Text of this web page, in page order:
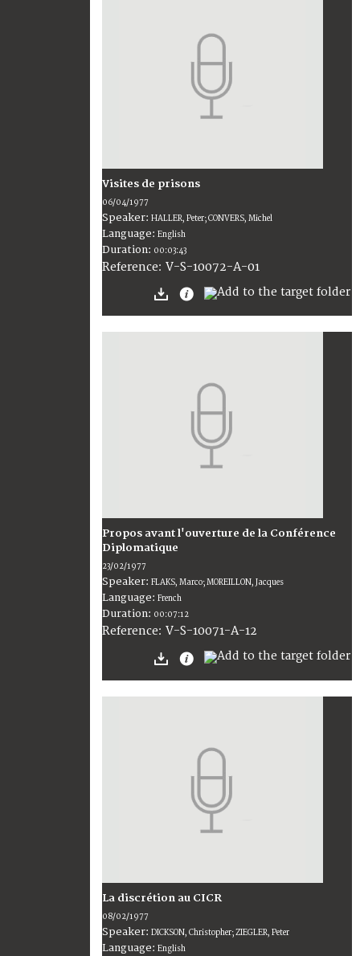
Visites de prisons
06/04/1977
Speaker: HALLER, Peter; CONVERS, Michel
Language: English
Duration: 00:03:43
Reference: V-S-10072-A-01
Propos avant l'ouverture de la Conférence
Diplomatique
23/02/1977
Speaker: FLAKS, Marco; MOREILLON, Jacques
Language: French
Duration: 00:07:12
Reference: V-S-10071-A-12
La discrétion au CICR
08/02/1977
Speaker: DICKSON, Christopher; ZIEGLER, Peter
Language: English